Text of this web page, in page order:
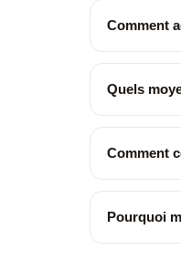
Comment
Quels
Comment
Pourquoi